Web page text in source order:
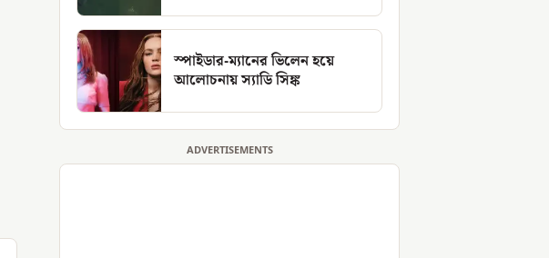
স্পাইডার-ম্যানের ভিলেন হয়ে
আলোচনায় স্যাডি সিঙ্ক
ADVERTISEMENTS